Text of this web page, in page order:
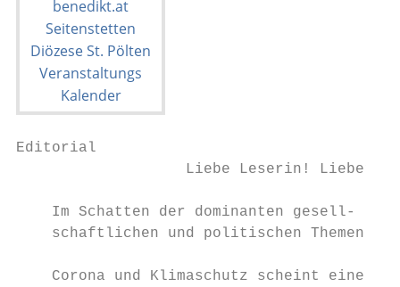
Editorial
Liebe Leserin! Lieber
    Im Schatten der dominanten gesell-
    schaftlichen und politischen Themen wie
Corona und Klimaschutz scheint eine